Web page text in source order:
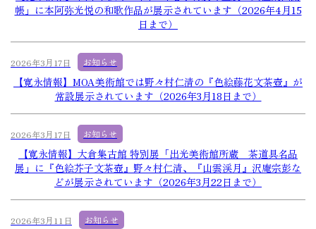
帳」に本阿弥光悦の和歌作品が展示されています（2026年4月15
日まで）
2026年3月17日 お知らせ
【寛永情報】MOA美術館では野々村仁清の『色絵藤花文茶壺』が
常設展示されています（2026年3月18日まで）
2026年3月17日 お知らせ
【寛永情報】大倉集古館 特別展「出光美術館所蔵 茶道具名品
展」に『色絵芥子文茶壺』野々村仁清、『山雲渓月』沢庵宗彭な
どが展示されています（2026年3月22日まで）
2026年3月11日 お知らせ